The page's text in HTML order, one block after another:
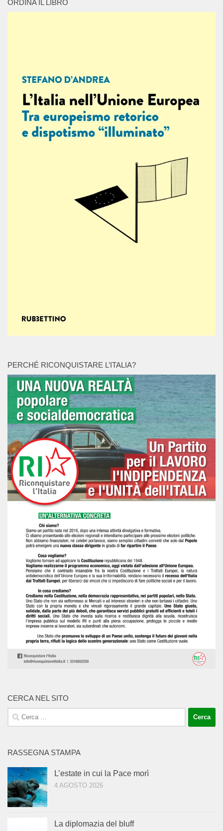
ORDINA IL LIBRO
PERCHÉ RICONQUISTARE L’ITALIA?
CERCA NEL SITO
Ricerca
per:
RASSEGNA STAMPA
L’estate in cui la Pace morì
4 AGOSTO 2026
La diplomazia del bluff